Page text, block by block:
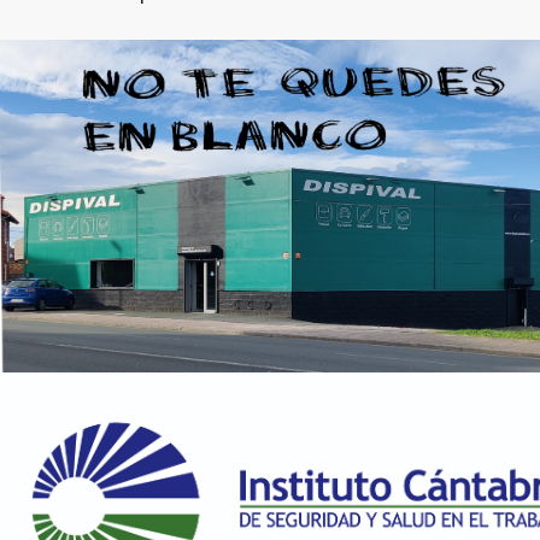
158.47 €
ECAH/M/N DARK MAROON
158.47 €
100 en stock
EDAC/2489A/ED/U
APORTO RED
158.47 €
98 en stock
EMTA/2251A/4/E/EM/P/V
RADIANT RED
158.47 €
100 en stock
JGZA/2813D/8/Q/U
BELLADONNA
158.47 €
100 en stock
KHZA/2811A/4/L/Q/R